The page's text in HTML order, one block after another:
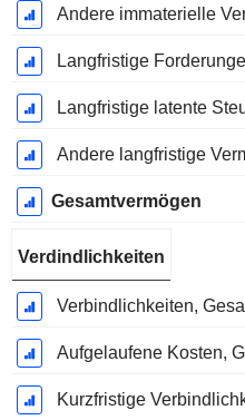
Andere immaterielle
Langfristige
Langfristige latente
Andere langfristige
Gesamtvermögen
Verdindlichkeiten
Verbindlichkeiten,
Aufgelaufene Kosten,
Kurzfristige